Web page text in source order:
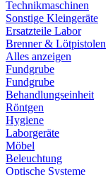
Technikmaschinen
Sonstige Kleingeräte
Ersatzteile Labor
Brenner & Lötpistolen
Alles anzeigen
Fundgrube
Fundgrube
Behandlungseinheit
Röntgen
Hygiene
Laborgeräte
Möbel
Beleuchtung
Optische Systeme